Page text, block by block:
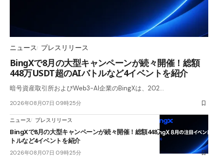
ニュース プレスリリース
BingXで8月の大型キャンペーンが続々開催！総額
448万USDT超のAIバトルなど4イベントを紹介
暗号資産取引所およびWeb3-AI企業のBingXは、202…
2026年08月07日 09時25分
ニュース プレスリリース
BingXで8月の大型キャンペーンが続々開催！総額448万USDT超のAIバ
トルなど4イベントを紹介
2026年08月07日 09時25分